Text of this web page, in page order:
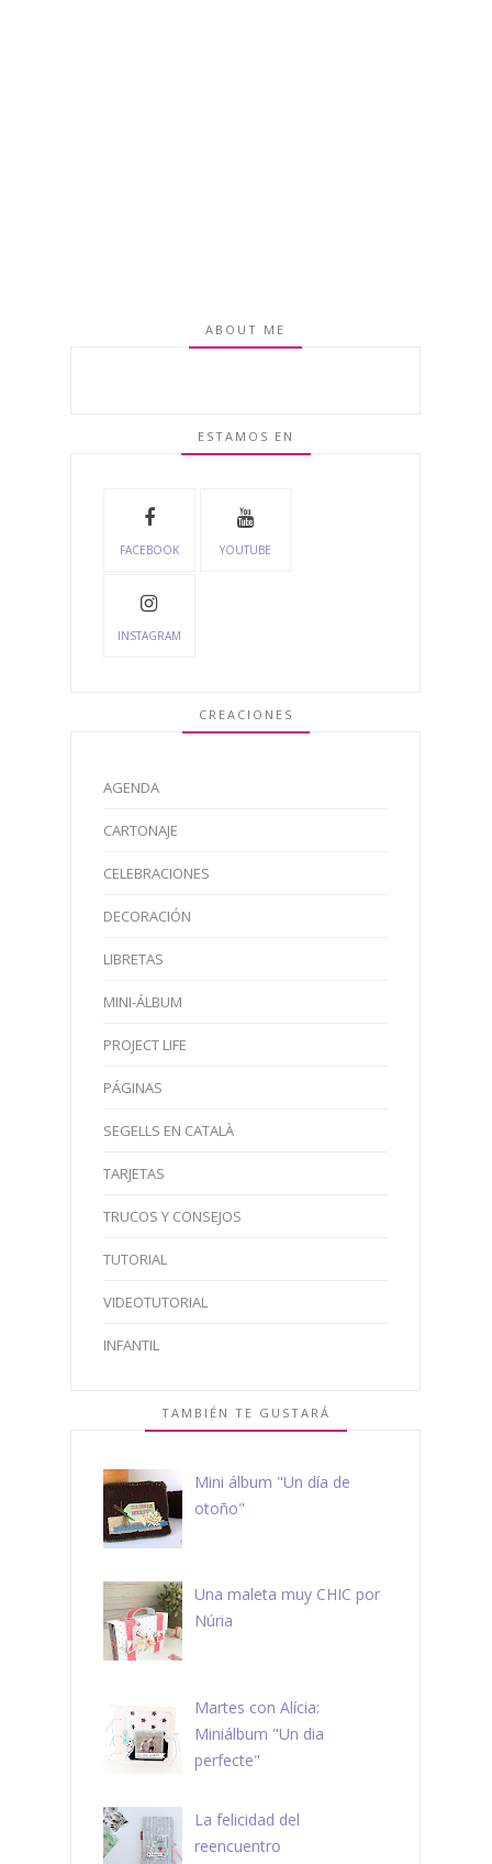
ABOUT ME
ESTAMOS EN
FACEBOOK YOUTUBE
INSTAGRAM
CREACIONES
AGENDA
CARTONAJE
CELEBRACIONES
DECORACIÓN
LIBRETAS
MINI-ÁLBUM
PROJECT LIFE
PÁGINAS
SEGELLS EN CATALÀ
TARJETAS
TRUCOS Y CONSEJOS
TUTORIAL
VIDEOTUTORIAL
INFANTIL
TAMBIÉN TE GUSTARÁ
Mini álbum "Un día de
otoño"
Una maleta muy CHIC por
Núria
Martes con Alícia:
Miniálbum "Un dia
perfecte"
La felicidad del
reencuentro